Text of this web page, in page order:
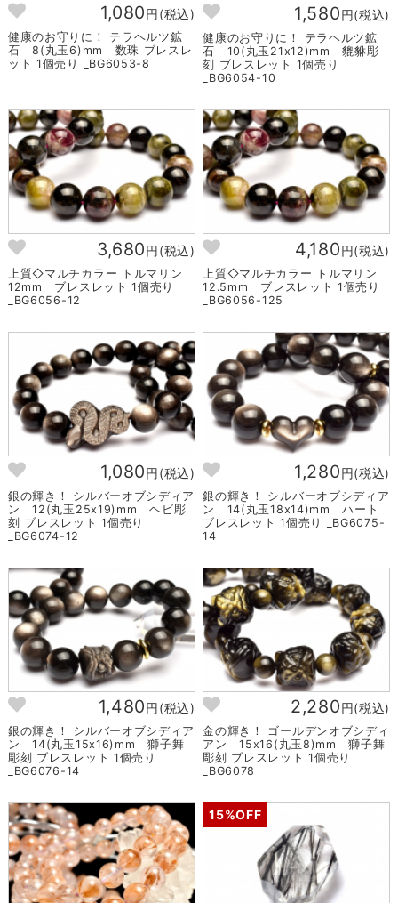
1,080円(税込)
健康のお守りに！ テラヘルツ鉱
石 8(丸玉6)mm 数珠 ブレスレ
ット 1個売り _BG6053-8
1,580円(税込)
健康のお守りに！ テラヘルツ鉱
石 10(丸玉21x12)mm 貔貅彫
刻 ブレスレット 1個売り
_BG6054-10
3,680円(税込)
上質◇マルチカラー トルマリン
12mm ブレスレット 1個売り
_BG6056-12
4,180円(税込)
上質◇マルチカラー トルマリン
12.5mm ブレスレット 1個売り
_BG6056-125
1,080円(税込)
銀の輝き！ シルバーオブシディア
ン 12(丸玉25x19)mm ヘビ彫
刻 ブレスレット 1個売り
_BG6074-12
1,280円(税込)
銀の輝き！ シルバーオブシディア
ン 14(丸玉18x14)mm ハート
ブレスレット 1個売り _BG6075-
14
1,480円(税込)
銀の輝き！ シルバーオブシディア
ン 14(丸玉15x16)mm 獅子舞
彫刻 ブレスレット 1個売り
_BG6076-14
2,280円(税込)
金の輝き！ ゴールデンオブシディ
アン 15x16(丸玉8)mm 獅子舞
彫刻 ブレスレット 1個売り
_BG6078
15%OFF